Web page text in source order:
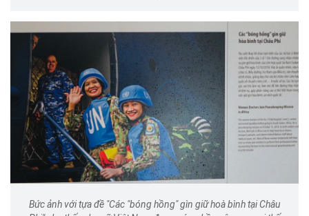
Bức ảnh với tựa đề "Các "bóng hồng" gìn giữ hoà bình tại Châu